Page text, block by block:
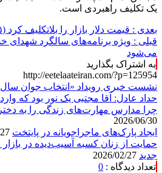
یک تکلیف راهبردی است.
بعدی : قیمت دلار بازار را بلاتکلیف کرد (۲۵ اردیبهشت ۱۴۰۴)
قبلی : ویژه برنامه‌های سالگرد شهدای
می‌شود
به اشتراک بگذارید
http://eetelaateiran.com/?p=125954
نشست خبری رویداد «انتخاب جوان
حداد عادل: آقا مجتبی یک نور بود که
چرا مدارس مهارت‌های زندگی را به
2026/06/30
ایجاد پارک‌های ماجراجویانه در پایتخت
جدید
تعداد دیدگاه : 0